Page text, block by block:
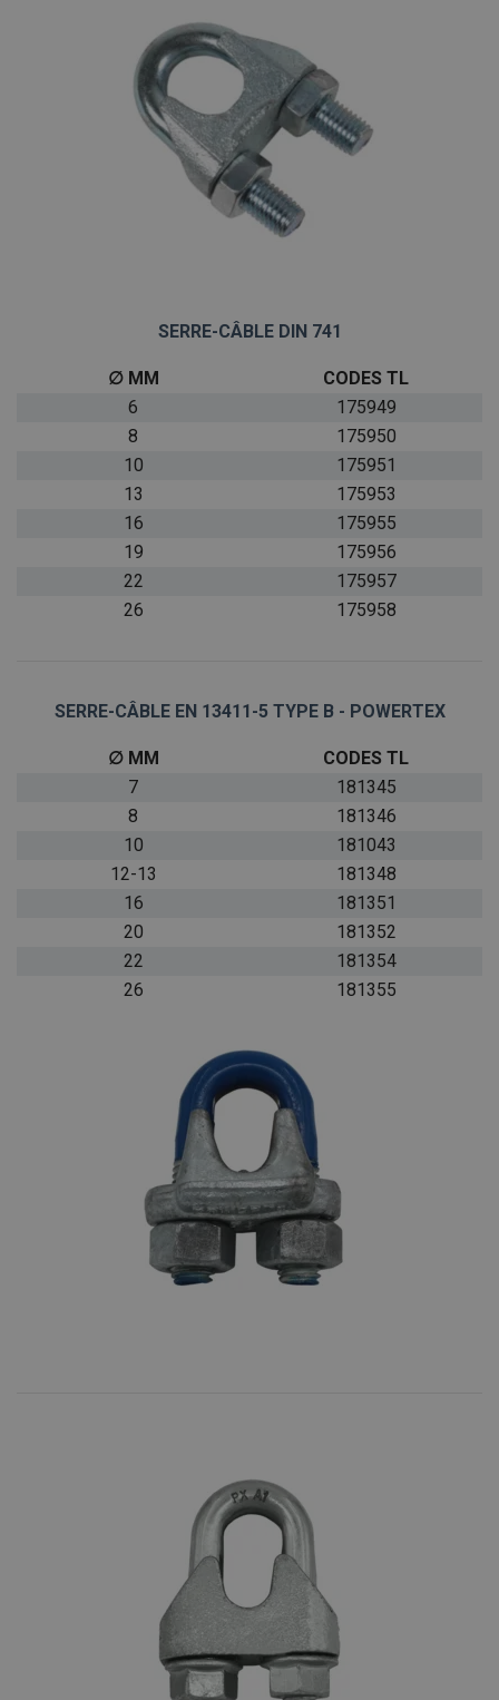
SERRE-CÂBLE DIN 741
∅ MM
CODES TL
6
175949
8
175950
10
175951
13
175953
16
175955
19
175956
22
175957
26
175958
SERRE-CÂBLE EN 13411-5 TYPE B - POWERTEX
∅ MM
CODES TL
7
181345
8
181346
10
181043
12-13
181348
16
181351
20
181352
22
181354
26
181355